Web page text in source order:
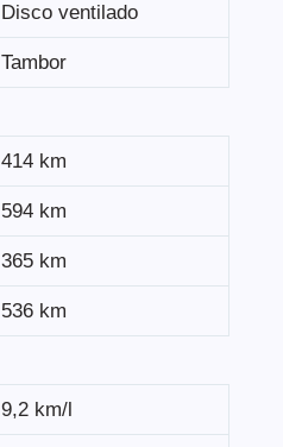
Disco ventilado
Tambor
414 km
594 km
365 km
536 km
9,2 km/l